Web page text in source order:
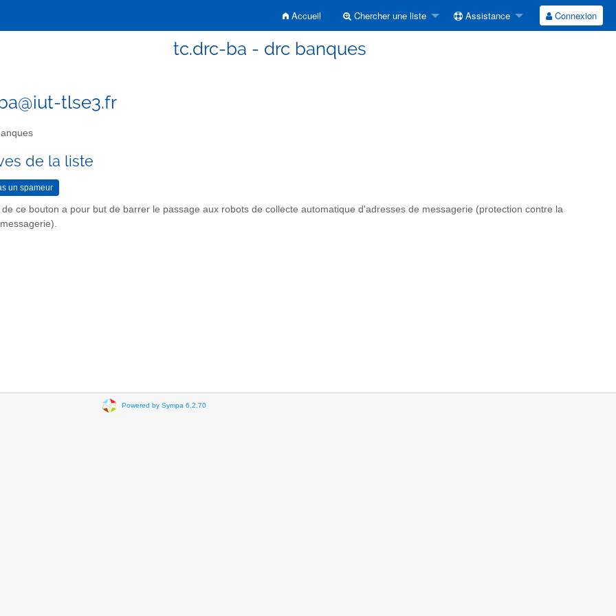
Accueil Chercher une liste Assistance Connexion
tc.drc-ba - drc banques
tlse3.fr
de la liste
ce bouton a pour but de barrer le passage aux robots de collecte automatique d'adresses de messagerie (protection contre la
Powered by Sympa 6.2.70